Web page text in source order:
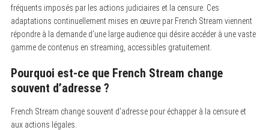
fréquents imposés par les actions judiciaires et la censure. Ces
adaptations continuellement mises en œuvre par French Stream viennent
répondre à la demande d’une large audience qui désire accéder à une vaste
gamme de contenus en streaming, accessibles gratuitement.
Pourquoi est-ce que French Stream change
souvent d’adresse ?
French Stream change souvent d’adresse pour échapper à la censure et
aux actions légales.